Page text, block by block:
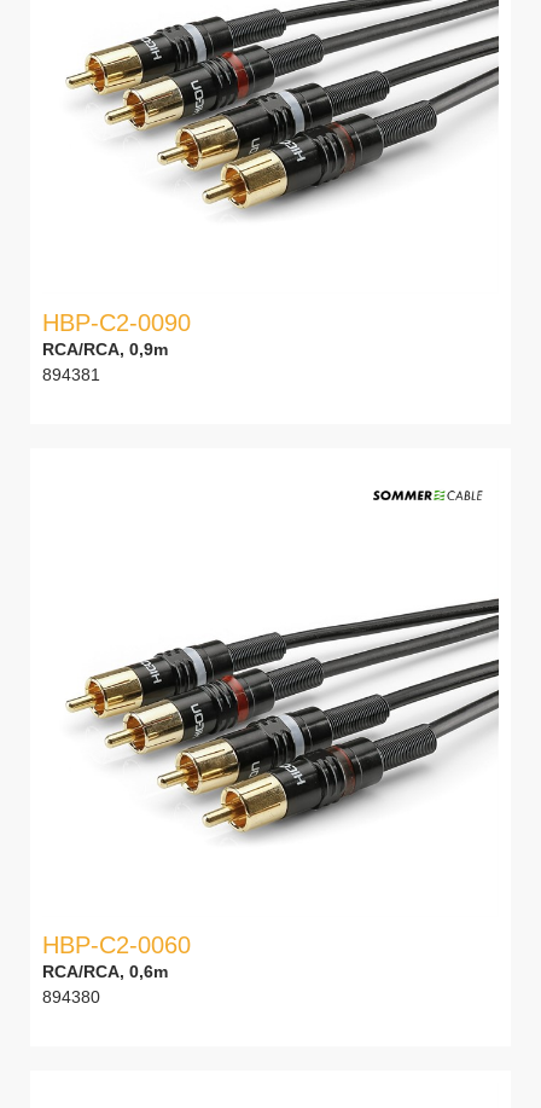
HBP-C2-0090
RCA/RCA, 0,9m
894381
HBP-C2-0060
RCA/RCA, 0,6m
894380